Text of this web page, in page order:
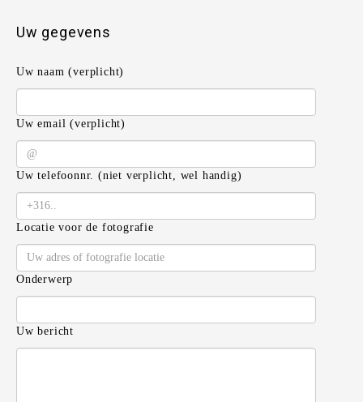
Uw gegevens
Uw naam (verplicht)
Uw email (verplicht)
Uw telefoonnr. (niet verplicht, wel handig)
Locatie voor de fotografie
Onderwerp
Uw bericht